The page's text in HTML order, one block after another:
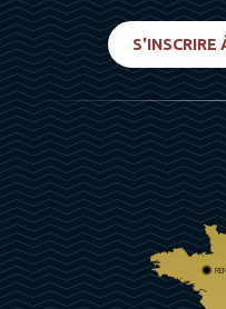
S'INSCRIRE